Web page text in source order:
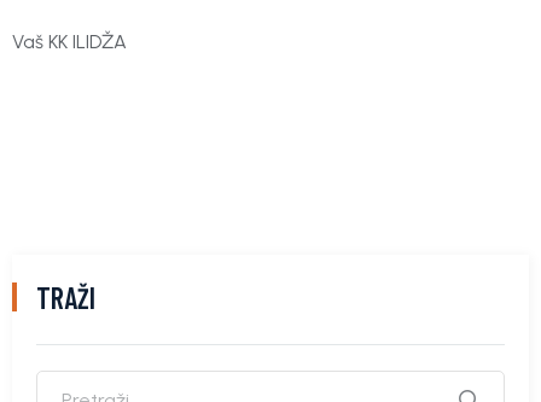
Vaš KK ILIDŽA
TRAŽI